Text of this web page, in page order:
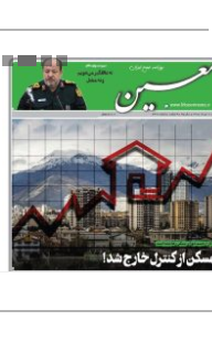
با حضور قلعه‌نویی مشخص شد
مطالب خارج از مراجع رسمی
فنی و سیاسی ایران و
هرمز، مثبت است
کشاورزی استان: کشاورزان
یارانه کود اقدام کنند
تمدید مهلت اظهارنامه‌های مالیاتی سال ۱۴۰۴ تا